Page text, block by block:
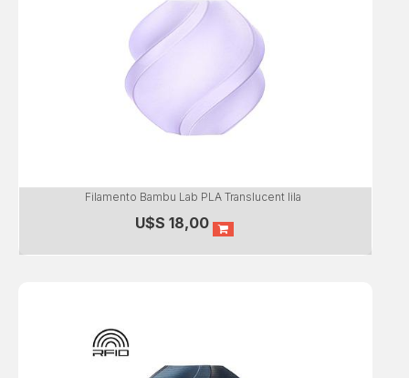
Filamento Bambu Lab PLA Translucent lila
U$S18,00